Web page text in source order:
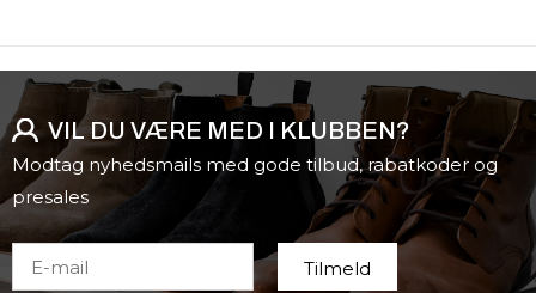
VIL DU VÆRE MED I KLUBBEN?
Modtag nyhedsmails med gode tilbud, rabatkoder og
presales